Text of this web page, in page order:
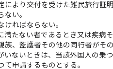
により交付を受けた難民旅行
い。
ればならない。
たない者であるとき又は疾病
、監護者その他の同行者がそ
いないときは、当該外国人の
申請するものとする。